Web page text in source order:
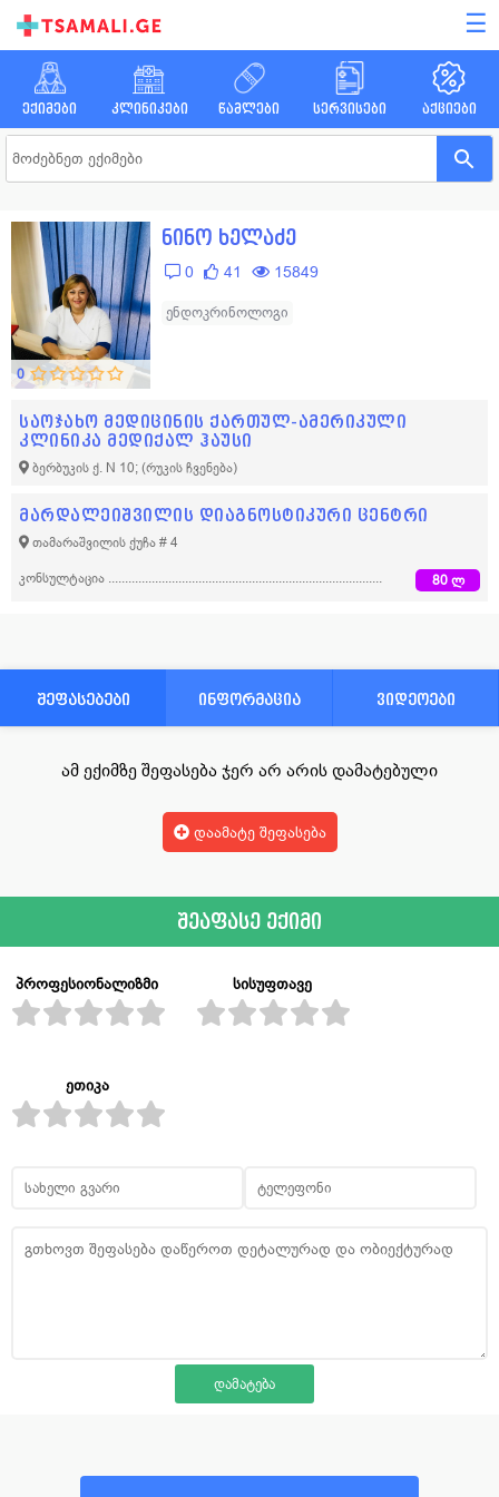
☰
ექიმები კლინიკები წამლები სერვისები აქციები
0
ნინო ხელაძე
0 41 15849
ენდოკრინოლოგი
საოჯახო მედიცინის ქართულ-ამერიკული
კლინიკა მედიქალ ჰაუსი
ბერბუკის ქ. N 10; (რუკის ჩვენება)
მარდალეიშვილის დიაგნოსტიკური ცენტრი
თამარაშვილის ქუჩა # 4
კონსულტაცია 80 ლ
შეფასებები ინფორმაცია ვიდეოები
ამ ექიმზე შეფასება ჯერ არ არის დამატებული
დაამატე შეფასება
შეაფასე ექიმი
პროფესიონალიზმი სისუფთავე
ეთიკა